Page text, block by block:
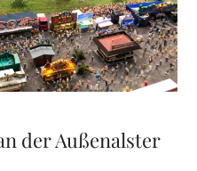
der Außenalster